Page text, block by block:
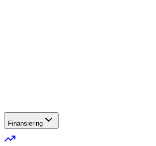
Finansiering